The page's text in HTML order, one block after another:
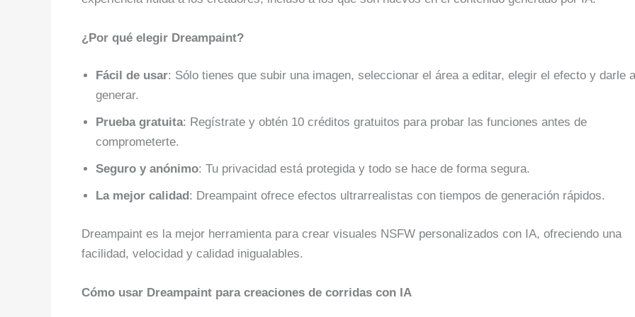
¿Por qué elegir Dreampaint?
Fácil de usar: Sólo tienes que subir una imagen, seleccionar el área a editar, elegir el efecto y darle a
generar.
Prueba gratuita: Regístrate y obtén 10 créditos gratuitos para probar las funciones antes de
comprometerte.
Seguro y anónimo: Tu privacidad está protegida y todo se hace de forma segura.
La mejor calidad : Dreampaint ofrece efectos ultrarrealistas con tiempos de generación rápidos.
Dreampaint es la mejor herramienta para crear visuales NSFW personalizados con IA, ofreciendo una
facilidad, velocidad y calidad inigualables.
Cómo usar Dreampaint para creaciones de corridas con IA